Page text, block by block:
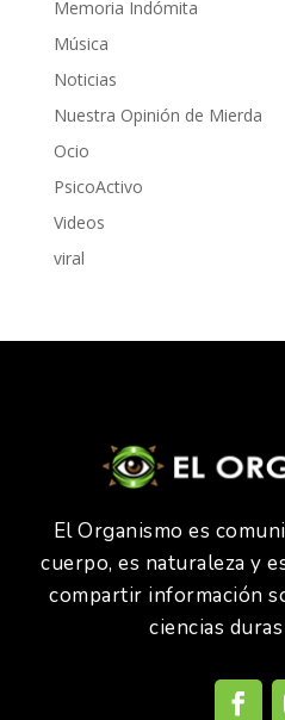
Memoria Indómita
Música
Noticias
Nuestra Opinión de Mierda
Ocio
PsicoActivo
Videos
viral
El Organismo es
cuerpo, es naturaleza y
compartir información
ciencias